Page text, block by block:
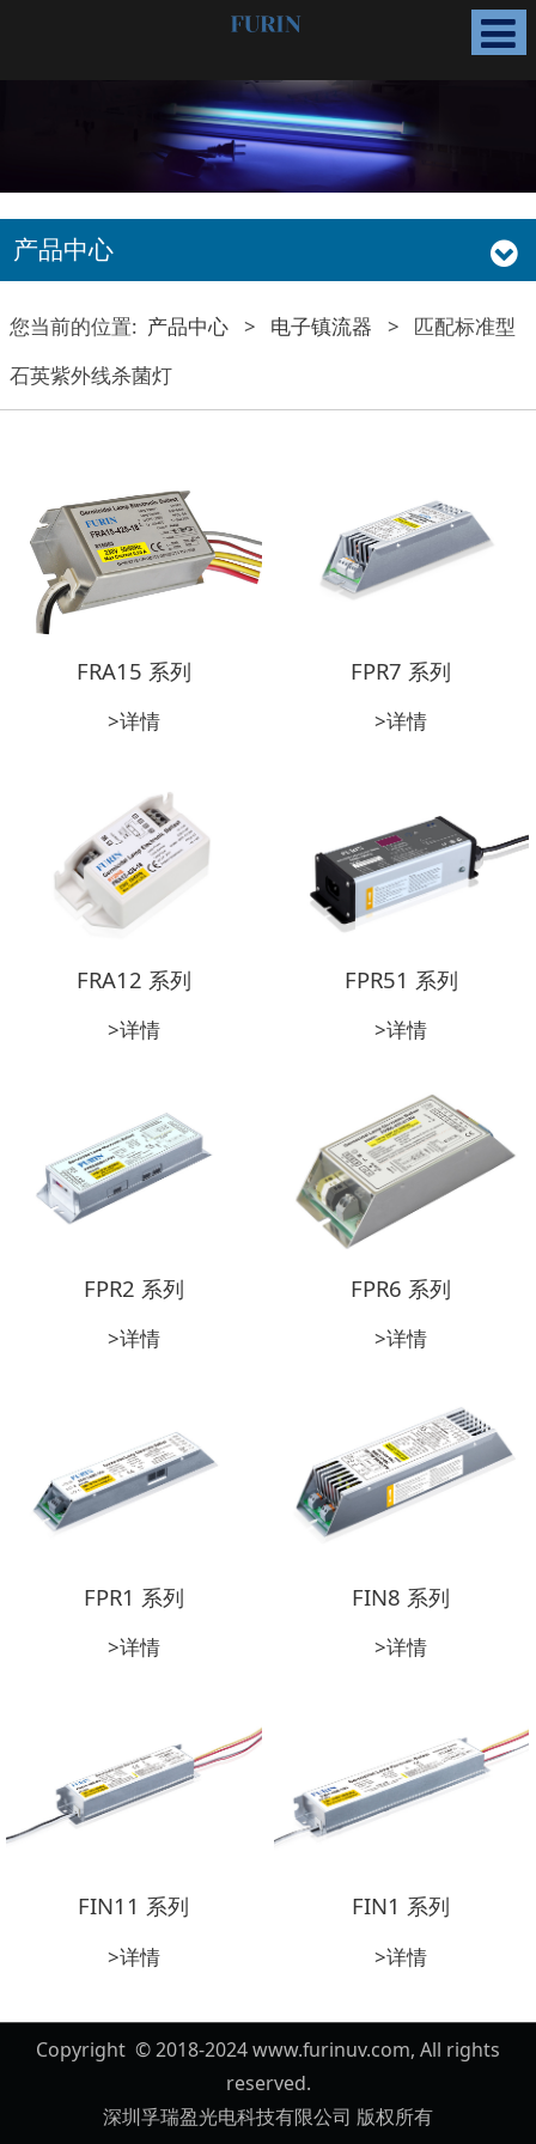
产品中心
您当前的位置: 产品中心 > 电子镇流器 >
匹配标准型
石英紫外线杀菌灯
FRA15 系列
>详情
FPR7 系列
>详情
FRA12 系列
>详情
FPR51 系列
>详情
FPR2 系列
>详情
FPR6 系列
>详情
FPR1 系列
>详情
FIN8 系列
>详情
FIN11 系列
>详情
FIN1 系列
>详情
Copyright © 2018-2024 www.furinuv.com, All rights
reserved.
深圳孚瑞盈光电科技有限公司 版权所有